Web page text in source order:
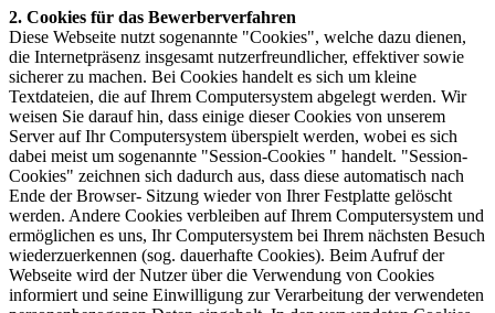
2. Cookies für das Bewerberverfahren
Diese Webseite nutzt sogenannte "Cookies", welche dazu dienen,
die Internetpräsenz insgesamt nutzerfreundlicher, effektiver sowie
sicherer zu machen. Bei Cookies handelt es sich um kleine
Textdateien, die auf Ihrem Computersystem abgelegt werden. Wir
weisen Sie darauf hin, dass einige dieser Cookies von unserem
Server auf Ihr Computersystem überspielt werden, wobei es sich
dabei meist um sogenannte "Session-Cookies " handelt. "Session-
Cookies" zeichnen sich dadurch aus, dass diese automatisch nach
Ende der Browser- Sitzung wieder von Ihrer Festplatte gelöscht
werden. Andere Cookies verbleiben auf Ihrem Computersystem und
ermöglichen es uns, Ihr Computersystem bei Ihrem nächsten Besuch
wiederzuerkennen (sog. dauerhafte Cookies). Beim Aufruf der
Webseite wird der Nutzer über die Verwendung von Cookies
informiert und seine Einwilligung zur Verarbeitung der verwendeten